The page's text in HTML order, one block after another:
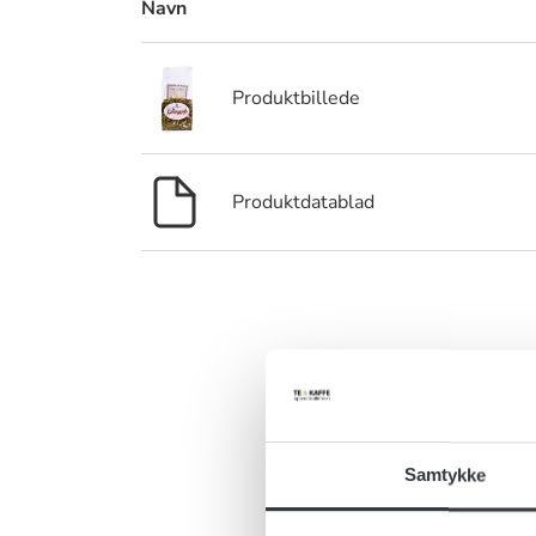
Samtykke
Navn
Produktbillede
Produktdatablad